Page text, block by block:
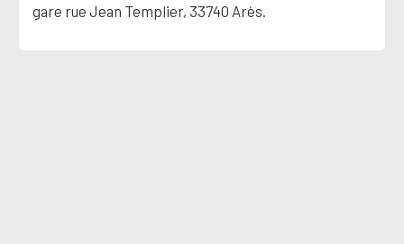
gare rue Jean Templier, 33740 Arès.